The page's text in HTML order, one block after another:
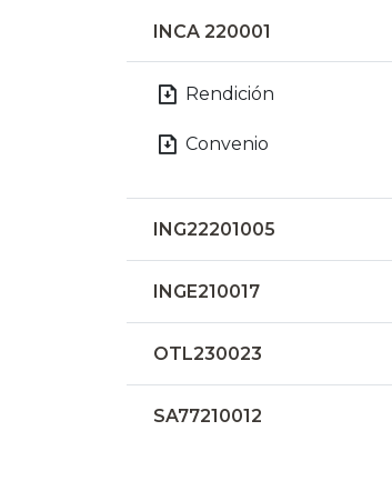
INCA 220001
Rendición
Convenio
ING22201005
INGE210017
OTL230023
SA77210012